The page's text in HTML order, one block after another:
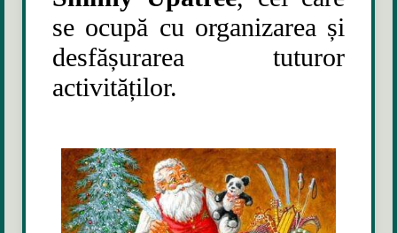
se ocupă cu organizarea și
desfășurarea tuturor
activităților.